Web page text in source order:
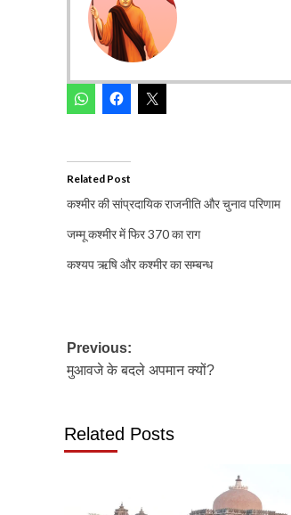
Related Post
कश्मीर की सांप्रदायिक राजनीति और चुनाव परिणाम
जम्मू कश्मीर में फिर 370 का राग
कश्यप ऋषि और कश्मीर का सम्बन्ध
Post
navigation
Previous:
मुआवजे के बदले अपमान क्यों?
Related Posts